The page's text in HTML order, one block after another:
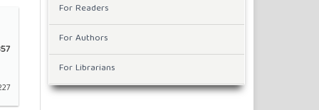
For Readers
For Authors
For Librarians